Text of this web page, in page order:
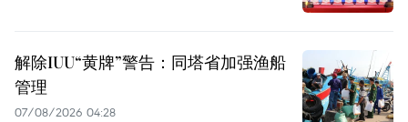
解除IUU“黄牌”警告：同塔省加强渔船
管理
07/08/2026 04:28